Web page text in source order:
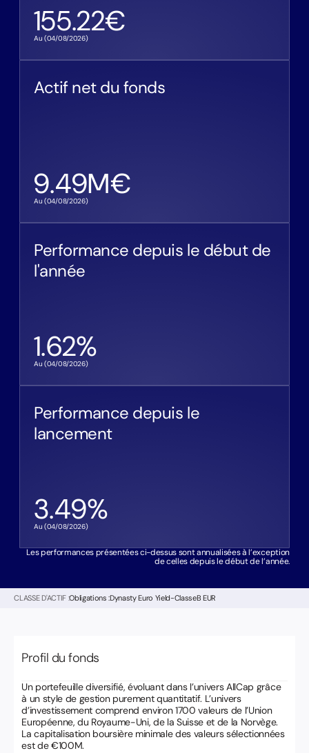
155.22€
Au (04/08/2026)
Actif net du fonds
9.49M€
Au (04/08/2026)
Performance depuis le début de
l'année
1.62%
Au (04/08/2026)
Performance depuis le
lancement
3.49%
Au (04/08/2026)
Les performances présentées ci-dessus sont annualisées à l’exception
de celles depuis le début de l’année.
CLASSE D'ACTIF :Obligations :Dynasty Euro Yield-ClasseB EUR
Profil du fonds
Un portefeuille diversifié, évoluant dans l’univers AllCap grâce
à un style de gestion purement quantitatif. L’univers
d’investissement comprend environ 1700 valeurs de l’Union
Européenne, du Royaume-Uni, de la Suisse et de la Norvège.
La capitalisation boursière minimale des valeurs sélectionnées
est de €100M.